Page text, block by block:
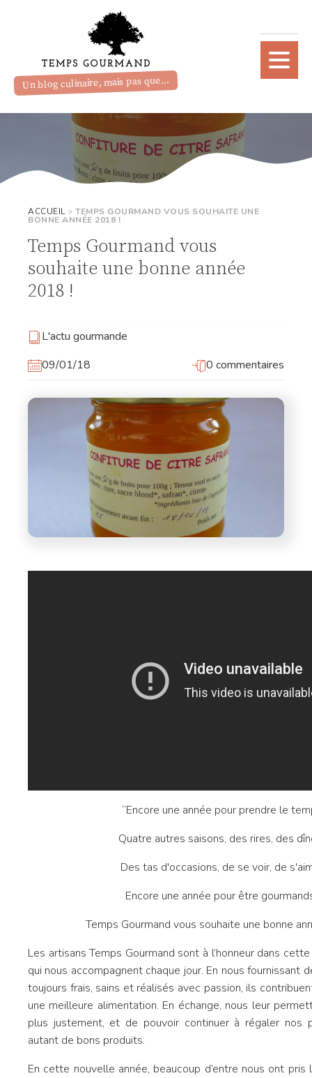
Un blog culinaire, mais pas que...
ACCUEIL> TEMPS GOURMAND VOUS SOUHAITE UNE
BONNE ANNÉE 2018 !
Temps Gourmand vous
souhaite une bonne année
2018 !
L'actu gourmande
09/01/18
0 commentaires
“Encore une année pour prendre le
Quatre autres saisons, des rires, des
Des tas d'occasions, de se voir, de
Encore une année pour être
Temps Gourmand vous souhaite une bonne
Les artisans Temps Gourmand sont à l’honneur dans
qui nous accompagnent chaque jour. En nous fournissant
toujours frais, sains et réalisés avec passion, ils
une meilleure alimentation. En échange, nous leur
plus justement, et de pouvoir continuer à régaler nos
autant de bons produits.
En cette nouvelle année, beaucoup d’entre nous ont